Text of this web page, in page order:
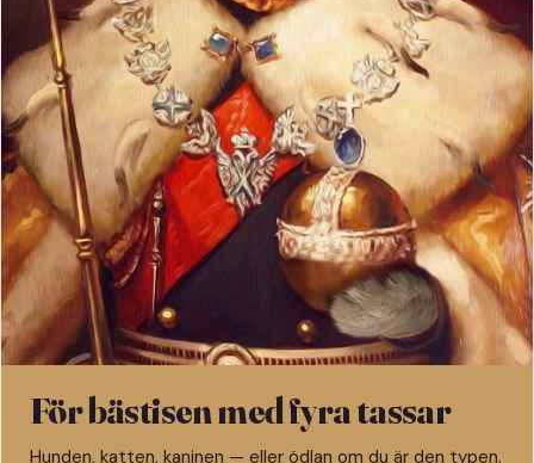
För bästisen med fyra tassar
Hunden, katten, kaninen — eller ödlan om du är den typen.